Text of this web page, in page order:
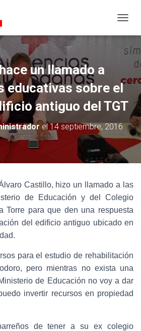
un llamado a
educativas sobre el
antiguo del TGT
el14 septiembre, 2016
Castillo, hizo un llamado a las
de Educación y del Colegio
Torre para que den una respuesta
del edificio antiguo ubicado en
para el estudio de rehabilitación
pero mientras no exista una
de Educación no voy a dar
invertir recursos en propiedad
de tener a su ex colegio